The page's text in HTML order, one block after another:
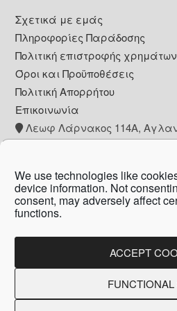
We use technologies like
device information. Not
consent, may adversely affect
functions.
ACCEPT
FUNCTIONAL
Footer
Σχετικά με εμάς
Πληροφορίες Παράδοσης
Πολιτική επιστροφής
Όροι και Προϋποθέσεις
Πολιτική Απορρήτου
Επικοινωνία
Λεωφ Λάρνακος 114Α,
Zanni
Created by:Blue